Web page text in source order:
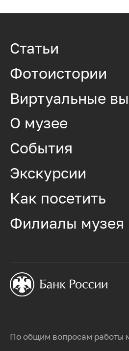
По общим вопросам работы
Статьи
Фотоистории
Виртуальные
О музее
События
Экскурсии
Как посетить
Филиалы музея